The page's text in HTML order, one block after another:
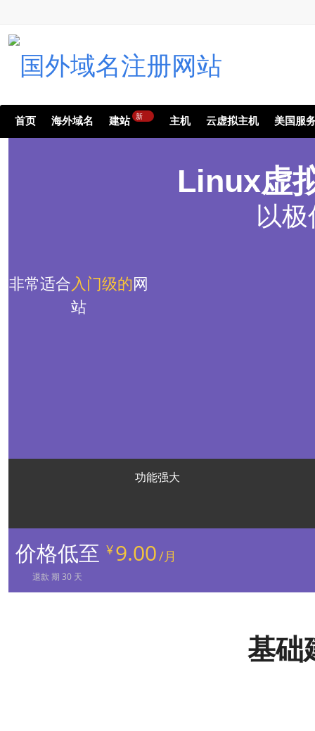
首页 海外域名 建站 新 主机 云虚拟主机 美国服
Linux虚
以
非常适合入门级的网
站
功能强大
价格低至 ¥9.00/月
退款 期 30 天
基础